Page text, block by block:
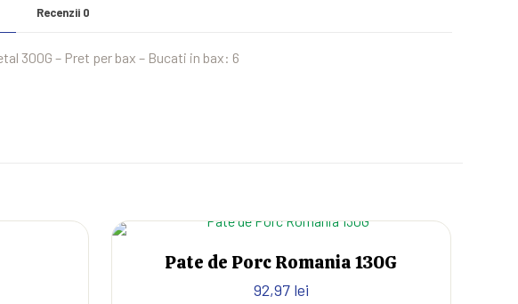
Recenzii 0
300G – Pret per bax – Bucati in bax: 6
Pate de Porc Romania 130G
92,97 lei